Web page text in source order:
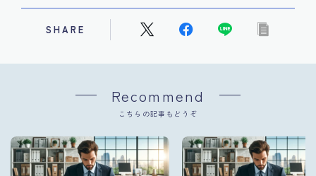
SHARE
Recommend
こちらの記事もどうぞ